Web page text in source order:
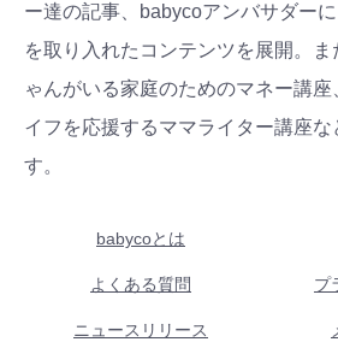
ー達の記事、babycoアンバサダー
を取り入れたコンテンツを展開。
ゃんがいる家庭のためのマネー講
イフを応援するママライター講座な
す。
babycoとは
よくある質問 プ
ニュースリリース